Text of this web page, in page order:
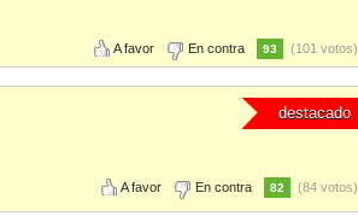
A favor En contra 93 (101 votos)
destacado
A favor En contra 82 (84 votos)